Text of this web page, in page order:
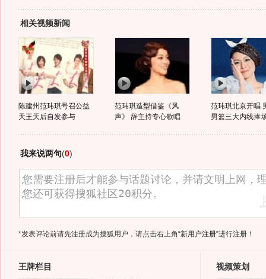
相关视频新闻
陈建州范玮琪号召公益
天王天后自发参与
范玮琪造型借鉴《风
声》 辞主持专心歌唱
范玮琪北京开唱
男篮三大内线捧
我来说两句(0)
*发表评论前请先注册成为搜狐用户，请点击右上角“新用户注册”进行注册！
王牌栏目 视频策划